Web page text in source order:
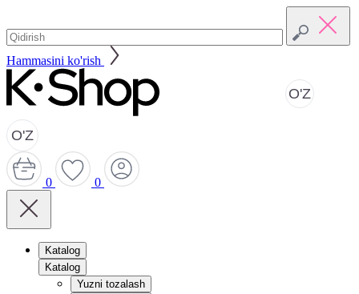
Hammasini ko'rish
O'Z
O'Z
0 0
Katalog
Katalog
Yuzni tozalash